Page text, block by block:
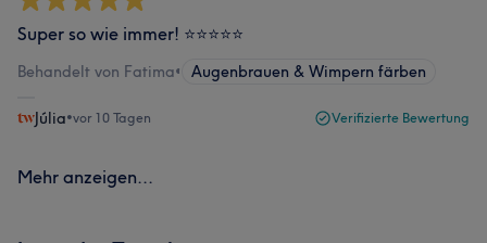
Super so wie immer! ⭐️⭐️⭐️⭐️⭐️
Behandelt von Fatima• Augenbrauen & Wimpern färben
Júlia•vor 10 Tagen Verifizierte Bewertung
Mehr anzeigen...